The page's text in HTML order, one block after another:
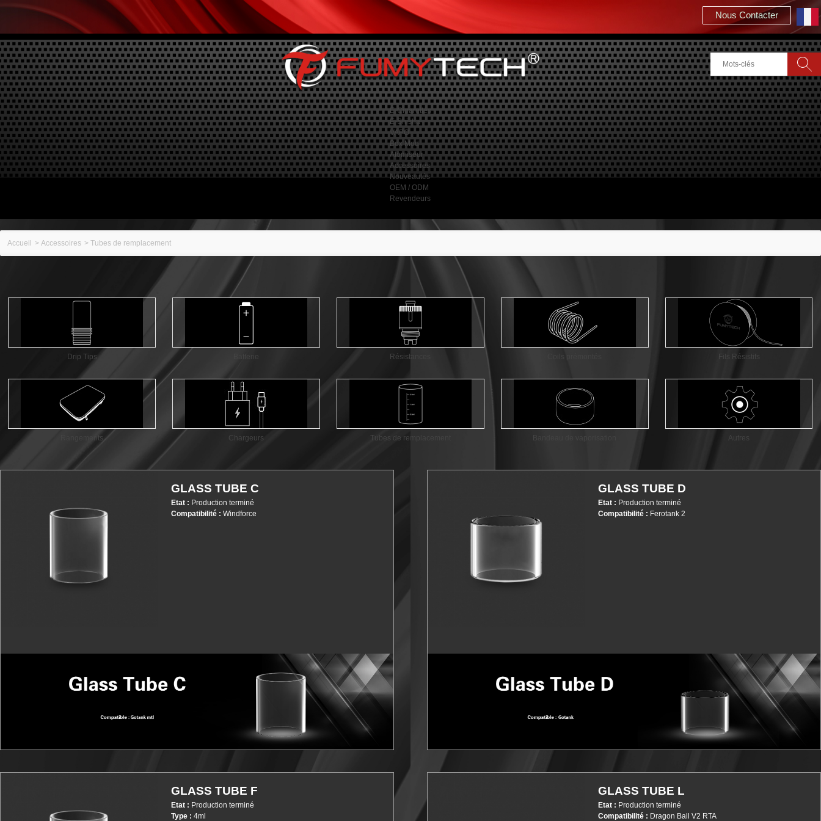
Nous Contacter
Rechercher
E-Cigarettes
E-Shisha
VAPO
Box Mod
Atomiseur
Accessoires
Nouveautés
OEM / ODM
Revendeurs
Accueil > Accessoires > Tubes de remplacement
Drip Tips Batterie Résistances Fils Résistifs
Rangements Chargeurs Tubes de remplacement Autres
GLASS TUBE C
Etat : Production terminé
Compatibilité : Windforce
GLASS TUBE D
Etat : Production terminé
Compatibilité : Ferotank 2
GLASS TUBE F
Etat : Production terminé
Type : 4ml
GLASS TUBE L
Etat : Production terminé
Compatibilité : Dragon Ball V2 RTA